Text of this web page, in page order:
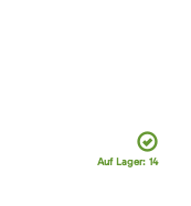
Auf Lager: 14